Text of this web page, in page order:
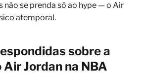
não se prenda só ao hype — o Air
atemporal.
sobre a
Jordan na NBA